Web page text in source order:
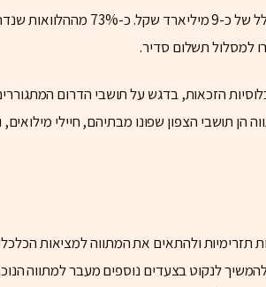
נכון לאוגוסט 2024, נדחו כ-460 אלף הלוואות בסכום כולל של כ-
כוללת התאמות לאוכלוסיות הזכאות, בדגש על תושבי הדרום
הן תושבי הצפון שפונו מבתיהם, חיילי מילואים,
תזרימיות ולהתאים את המתווה למציאות
לנקוט בצעדים נוספים מעבר למתווה